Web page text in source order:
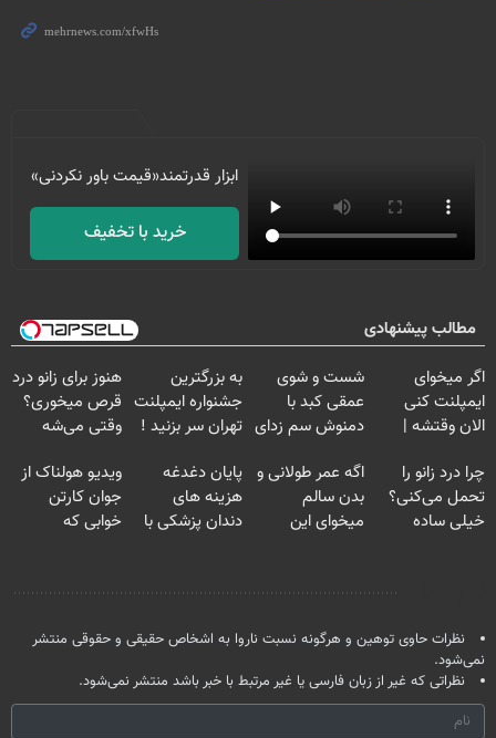
ابزار قدرتمند‌‌«قیمت باور نکردنی»
خرید با تخفیف
مطالب پیشنهادی
اگر میخوای
ایمپلنت کنی
الان وقتشه |
میلیون تومان!!!
شست و شوی
عمقی کبد با
دمنوش سم زدای
به بزرگترین
جشنواره ایمپلنت
تهران سر بزنید !
میلیون !
هنوز برای زانو درد
قرص میخوری؟
وقتی می‌شه
درمانش کرد؟؟؟؟
چرا درد زانو را
تحمل می‌کنی؟
خیلی ساده
اگه عمر طولانی و
بدن سالم
میخوای این
پایان دغدغه
هزینه های
دندان پزشکی با
ویدیو هولناک از
جوان کارتن
خوابی که
نظرات حاوی توهین و هرگونه نسبت ناروا به اشخاص حقیقی و حقوقی منتشر
نمی‌شود.
نظراتی که غیر از زبان فارسی یا غیر مرتبط با خبر باشد منتشر نمی‌شود.